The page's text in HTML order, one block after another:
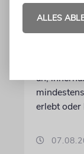
Fast alle
an,
erlebt oder
ALLES